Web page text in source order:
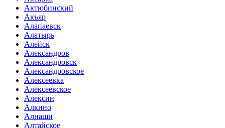
Актюбинский
Акъяр
Алапаевск
Алатырь
Алейск
Александров
Александровск
Александровское
Алексеевка
Алексеевское
Алексин
Алкино
Алнаши
Алтайское